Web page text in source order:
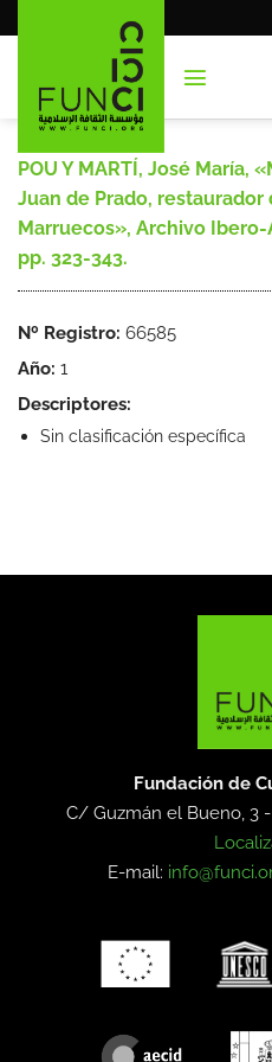
al
POU Y MARTÍ, José María,
Juan de Prado, restaurador
Marruecos», Archivo Ibero-
pp. 323-343.
Nº Registro: 66585
Año: 1
Descriptores:
Sin clasificación específica
Fundación de
C/ Guzmán el Bueno, 3
E-mail: